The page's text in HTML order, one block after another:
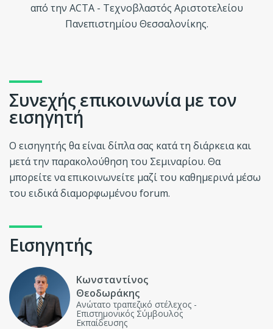
από την ΑCΤΑ - Τεχνοβλαστός Αριστοτελείου
Πανεπιστημίου Θεσσαλονίκης.
Συνεχής επικοινωνία με τον
εισηγητή
Ο εισηγητής θα είναι δίπλα σας κατά τη διάρκεια και
μετά την παρακολούθηση του Σεμιναρίου. Θα
μπορείτε να επικοινωνείτε μαζί του καθημερινά μέσω
του ειδικά διαμορφωμένου forum.
Εισηγητής
Κωνσταντίνος
Θεοδωράκης
Ανώτατο τραπεζικό στέλεχος -
Επιστημονικός Σύμβουλος
Εκπαίδευσης